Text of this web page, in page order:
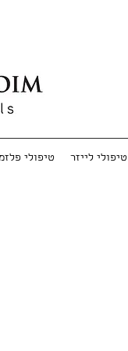
טיפולי טיפולי לייזר